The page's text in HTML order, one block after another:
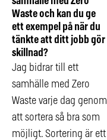
Waste och kan du ge
ett exempel på när du
tänkte att ditt jobb gör
skillnad?
Jag bidrar till ett
samhälle med Zero
Waste varje dag genom
att sortera så bra som
möjligt. Sortering är ett